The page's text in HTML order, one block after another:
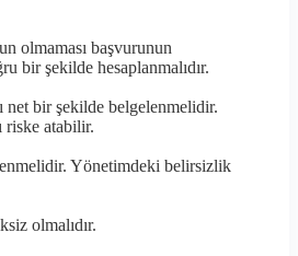
olmaması başvurunun
bir şekilde hesaplanmalıdır.
net bir şekilde belgelenmelidir.
riske atabilir.
Yönetimdeki belirsizlik
olmalıdır.